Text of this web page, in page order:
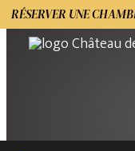
RÉSERVER UNE